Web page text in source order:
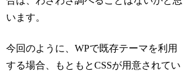
います。
今回のように、WPで既存テーマを利用
する場合、もともとCSSが用意されてい